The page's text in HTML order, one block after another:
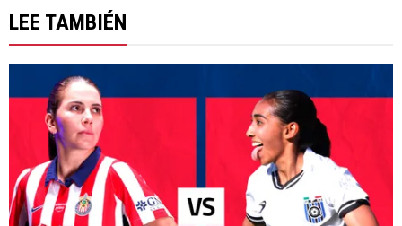
LEE TAMBIÉN